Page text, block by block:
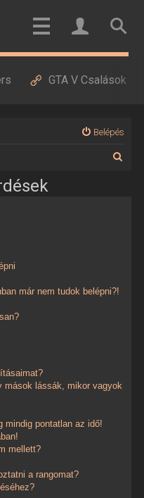
GTA V Csalások
Belépés
már nem tudok belépni?!
mások lássák, mikor vagyok
mindig pontatlan az idő!
mellett?
a rangomat?